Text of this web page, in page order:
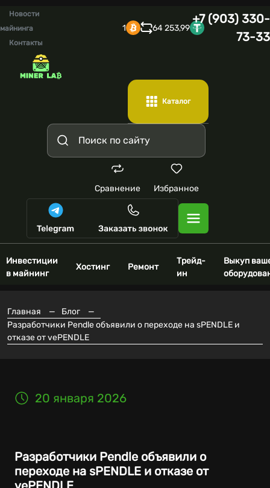
Новости
майнинга
Контакты
1 64 253,99
+7 (903) 330-
73-33
Каталог
Сравнение Избранное
Инвестиции
в майнинг
Хостинг Ремонт
Трейд-
ин
Выкуп
Главная — Блог
—
Разработчики Pendle объявили о переходе на sPENDLE и
отказе от vePENDLE
20 января 2026
Разработчики Pendle объявили о
переходе на sPENDLE и отказе от